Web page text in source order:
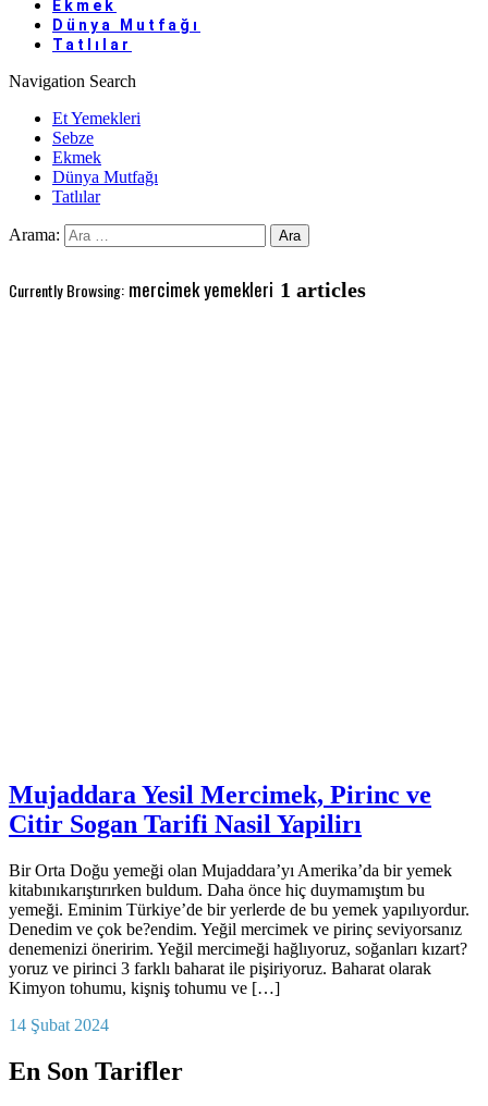
Ekmek
Dünya Mutfağı
Tatlılar
Navigation Search
Et Yemekleri
Sebze
Ekmek
Dünya Mutfağı
Tatlılar
Arama:
Currently Browsing: mercimek yemekleri 1 articles
Mujaddara Yesil Mercimek, Pirinc ve
Citir Sogan Tarifi Nasil Yapilirı
Bir Orta Doğu yemeği olan Mujaddara’yı Amerika’da bir yemek
kitabınıkarıştırırken buldum. Daha önce hiç duymamıştım bu
yemeği. Eminim Türkiye’de bir yerlerde de bu yemek yapılıyordur.
Denedim ve çok be?endim. Yeğil mercimek ve pirinç seviyorsanız
denemenizi öneririm. Yeğil mercimeği hağlıyoruz, soğanları kızart?
yoruz ve pirinci 3 farklı baharat ile pişiriyoruz. Baharat olarak
Kimyon tohumu, kişniş tohumu ve […]
14 Şubat 2024
En Son Tarifler